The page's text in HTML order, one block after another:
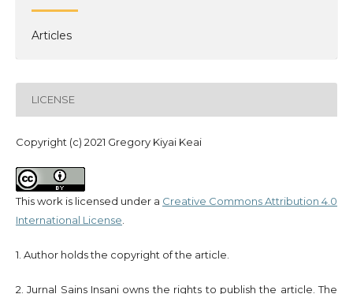
Articles
LICENSE
Copyright (c) 2021 Gregory Kiyai Keai
This work is licensed under a Creative Commons Attribution 4.0
International License
1. Author holds the copyright of the article.
2. Jurnal Sains Insani owns the rights to publish the article. The